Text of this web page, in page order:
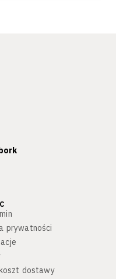
prywatności
dostawy